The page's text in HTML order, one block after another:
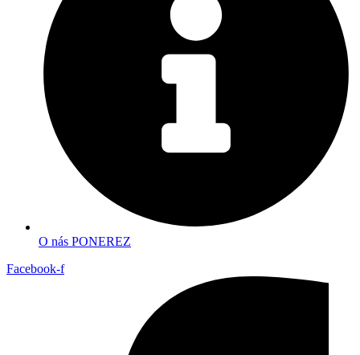
O nás PONEREZ
Facebook-f